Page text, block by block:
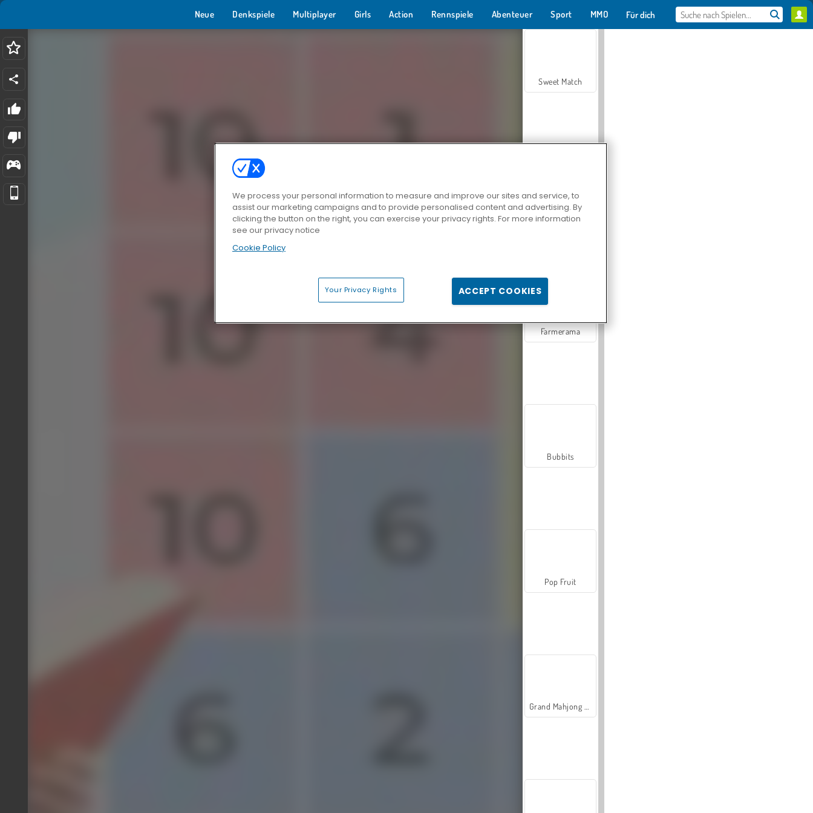
Neue Denkspiele Multiplayer Girls Action Rennspiele Abenteuer Sport MMO Für dich
Sweet Match
Zen Solitaire
Farmerama
Bubbits
Pop Fruit
Grand Mahjong Connect
We process your personal information to measure and improve our sites and service, to
assist our marketing campaigns and to provide personalised content and advertising. By
clicking the button on the right, you can exercise your privacy rights. For more information
see our privacy notice
Cookie Policy
Your Privacy Rights ACCEPT COOKIES